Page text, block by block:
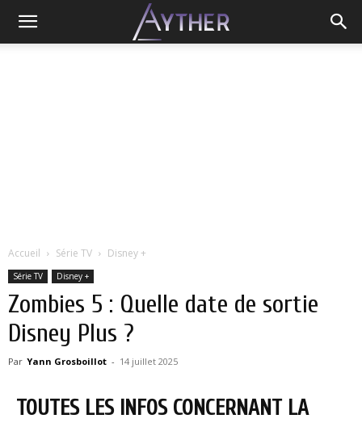
Accueil Série TV Disney +
Série TV Disney +
Zombies 5 : Quelle date de sortie
Disney Plus ?
Par Yann Grosboillot - 14 juillet 2025
TOUTES LES INFOS CONCERNANT LA